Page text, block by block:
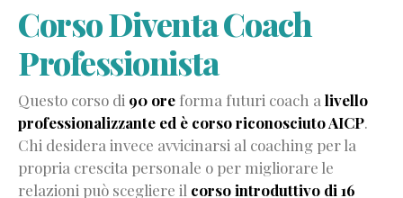
Competenze
del
coach
(AICP)
Errori
comuni
dei
coach
Le
Corso Diventa Coach
Professionista
Questo corso di 90 ore forma futuri coach a livello
professionalizzante ed è corso riconosciuto AICP.
Chi desidera invece avvicinarsi al coaching per la
propria crescita personale o per migliorare le
relazioni può scegliere il corso introduttivo di 16